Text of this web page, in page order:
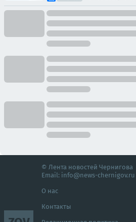
© Лента новостей Чернигова
Email: info@news-chernigov.ru
О нас
Контакты